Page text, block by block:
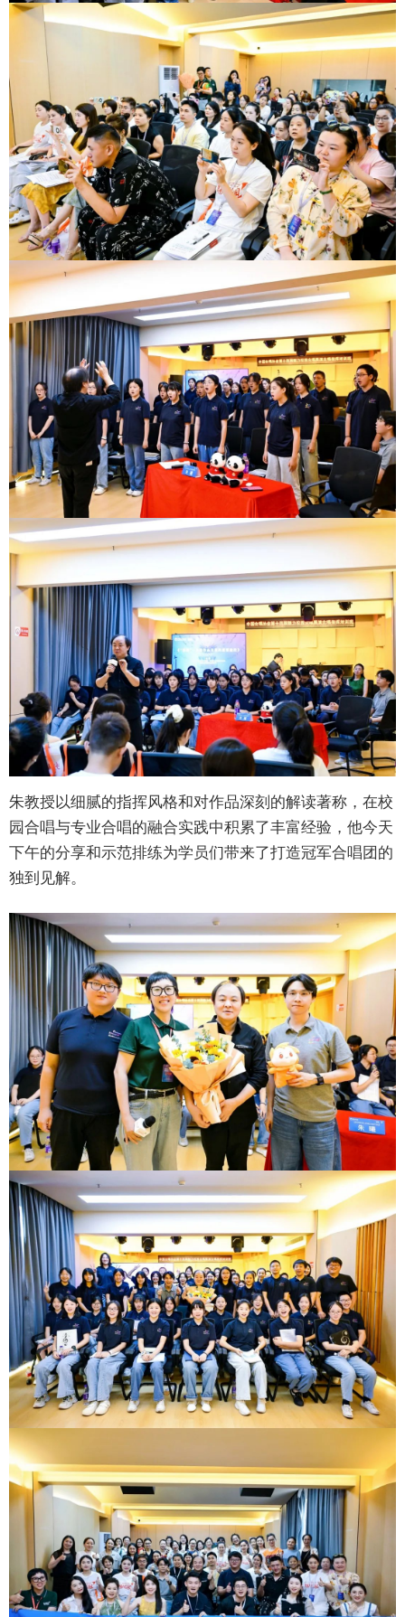
朱教授以细腻的指挥风格和对作品深刻的解读著称，在校
园合唱与专业合唱的融合实践中积累了丰富经验，他今天
下午的分享和示范排练为学员们带来了打造冠军合唱团的
独到见解。